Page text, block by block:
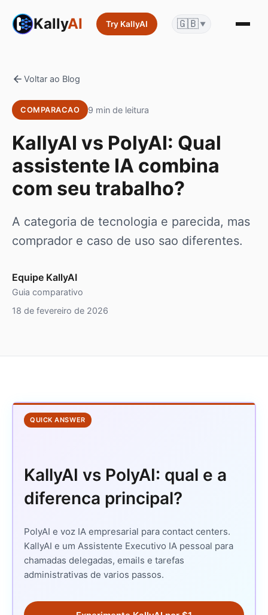
KallyAI Try KallyAI 🇬🇧 ▼
Voltar ao Blog
COMPARACAO 9 min de leitura
KallyAI vs PolyAI: Qual
assistente IA combina
com seu trabalho?
A categoria de tecnologia e parecida, mas
comprador e caso de uso sao diferentes.
Equipe KallyAI
Guia comparativo
18 de fevereiro de 2026
QUICK ANSWER
KallyAI vs PolyAI: qual e a
diferenca principal?
PolyAI e voz IA empresarial para contact centers.
KallyAI e um Assistente Executivo IA pessoal para
chamadas delegadas, emails e tarefas
administrativas de varios passos.